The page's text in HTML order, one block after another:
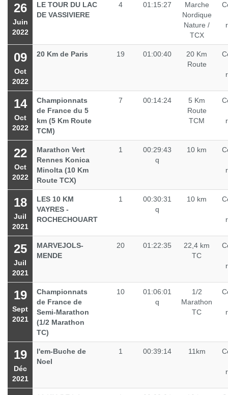
26
Juin
2022
LE TOUR DU LAC
DE VASSIVIERE
4 01:15:27
Marche
Nordique
Nature /
TCX
09
Oct
2022
20 Km de Paris 19 01:00:40
20 Km
Route
14
Oct
2022
Championnats
de France du 5
km (5 Km Route
TCM)
7 00:14:24
5 Km
Route
TCM
22
Oct
2022
Marathon Vert
Rennes Konica
Minolta (10 Km
Route TCX)
1
00:29:43
q
10 km
18
Juil
2021
LES 10 KM
VAYRES -
ROCHECHOUART
1
00:30:31
q
10 km
25
Juil
2021
MARVEJOLS-
MENDE
20 01:22:35
22,4 km
TC
19
Sept
2021
Championnats
de France de
Semi-Marathon
(1/2 Marathon
TC)
10
01:06:01
q
1/2
Marathon
TC
19
Déc
2021
l'em-Buche de
Noel
1 00:39:14 11km